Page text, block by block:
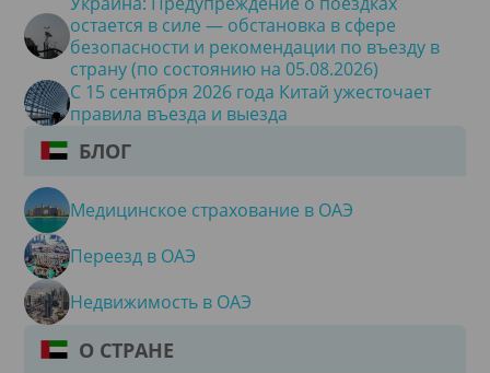
остается в силе — обстановка в сфере
безопасности и рекомендации по въезду в
страну (по состоянию на 05.08.2026)
С 15 сентября 2026 года Китай ужесточает
правила въезда и выезда
БЛОГ
Медицинское страхование в ОАЭ
Переезд в ОАЭ
Недвижимость в ОАЭ
О СТРАНЕ